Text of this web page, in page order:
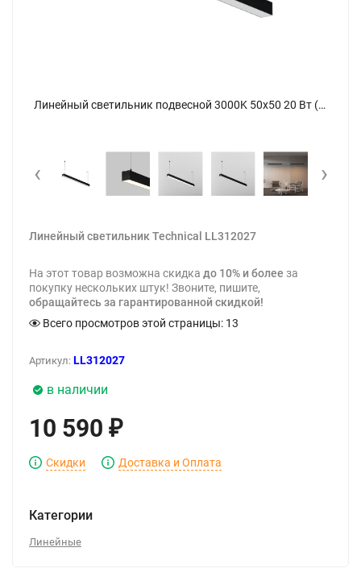
Линейный светильник подвесной 3000K 50x50 20 Вт (Черный, 1 м) LL312027 (Черный) LL312027 - фото
‹ ›
Линейный светильник Technical LL312027
На этот товар возможна скидка до 10% и более за
покупку нескольких штук! Звоните, пишите,
обращайтесь за гарантированной скидкой!
Всего просмотров этой страницы: 13
Артикул: LL312027
в наличии
10 590 ₽
Скидки Доставка и Оплата
Категории
Линейные